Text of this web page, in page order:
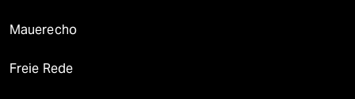
Mauerecho
Freie Rede